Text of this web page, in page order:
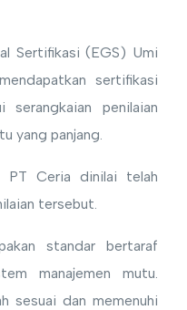
Sertifikasi (EGS) Umi
sertifikasi
penilaian
yang panjang.
PT Ceria dinilai telah
tersebut.
standar bertaraf
manajemen mutu.
sesuai dan memenuhi